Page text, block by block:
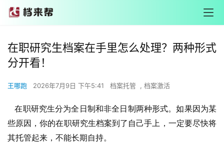
在职研究生档案在手里怎么处理？两种形式
分开看！
王哪跑 2026年7月9日 下午5:41 档案托管 , 档案激活
在职研究生分为全日制和非全日制两种形式。如果因为某
些原因，你的在职研究生档案到了自己手上，一定要尽快将
其托管起来，不能长期自持。